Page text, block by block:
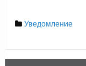
c
b
e
Уведомление